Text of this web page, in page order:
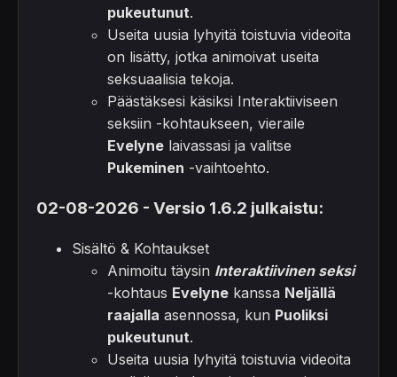
pukeutunut.
Useita uusia lyhyitä toistuvia videoita
on lisätty, jotka animoivat useita
seksuaalisia tekoja.
Päästäksesi käsiksi Interaktiiviseen
seksiin -kohtaukseen, vieraile
Evelyne laivassasi ja valitse
Pukeminen -vaihtoehto.
02-08-2026 - Versio 1.6.2 julkaistu:
Sisältö & Kohtaukset
Animoitu täysin Interaktiivinen seksi
-kohtaus Evelyne kanssa Neljällä
raajalla asennossa, kun Puoliksi
pukeutunut.
Useita uusia lyhyitä toistuvia videoita